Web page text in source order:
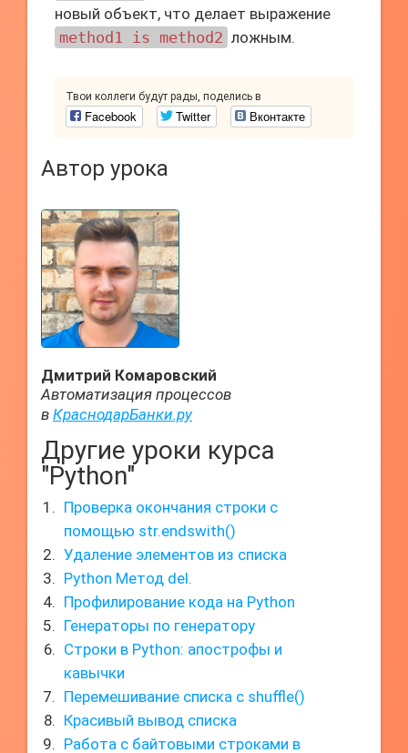
новый объект, что делает выражение
method1 is method2 ложным.
Твои коллеги будут рады, поделись в
Facebook Twitter Вконтакте
Автор урока
Дмитрий Комаровский
Автоматизация процессов
в КраснодарБанки.ру
Другие уроки курса
"Python"
Проверка окончания строки с
помощью str.endswith()
Удаление элементов из списка
Python Метод del.
Профилирование кода на Python
Генераторы по генератору
Строки в Python: апострофы и
кавычки
Перемешивание списка с shuffle()
Красивый вывод списка
Работа с байтовыми строками в